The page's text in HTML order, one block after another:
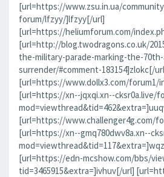
[url=https://www.zsu.in.ua/
forum/lfzyy/]lfzyy[/url]
[url=https://heliumforum.com/
[url=http://blog.twodragons.co.uk/
the-military-parade-marking-the-
surrender/#comment-183154]zlokc[/
[url=https://www.dollx3.com/forum1/
[url=https://xn--jqxqi.xn--cksr0a.live/
[url=https://www.challenger4g.com/
[url=https://xn--gmq780dwv8a.xn--
[url=https://edn-mcshow.com/bbs/
tid=3465915&extra=]ivhuv[/url]